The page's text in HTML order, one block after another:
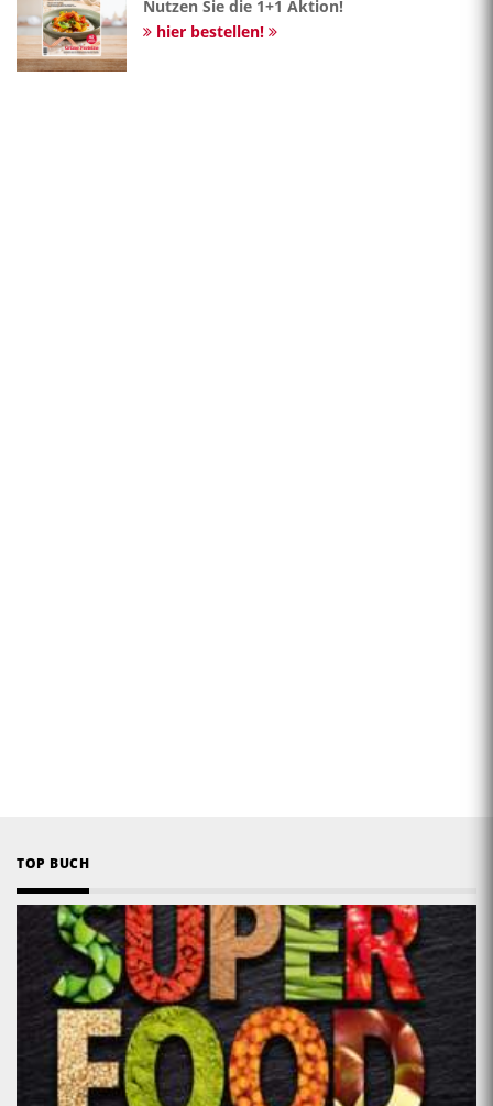
Nutzen Sie die 1+1 Aktion!
hier bestellen!
TOP BUCH